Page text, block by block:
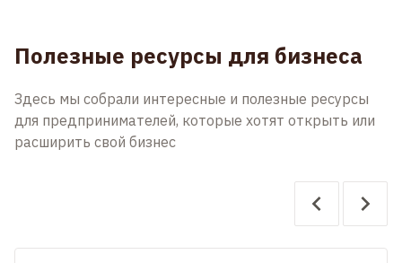
Полезные ресурсы для бизнеса
Здесь мы собрали интересные и полезные ресурсы
для предпринимателей, которые хотят открыть или
расширить свой бизнес